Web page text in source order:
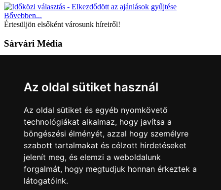
Az oldal sütiket használ
Az oldal sütiket és egyéb nyomkövető
technológiákat alkalmaz, hogy javítsa a
böngészési élményét, azzal hogy személyre
szabott tartalmakat és célzott hirdetéseket
jelenít meg, és elemzi a weboldalunk
forgalmát, hogy megtudjuk honnan érkeztek a
látogatóink.
Bővebben...
Értesüljön elsőként városunk híreiről!
Sárvári Média
Kövess minket!
Sárvár lendületben Sárvár lendületben
Nyilatkozatok
Impresszum Felhasználási feltételek Adatkezelési tájékoztató
Akadálymentesítési nyilatkozat